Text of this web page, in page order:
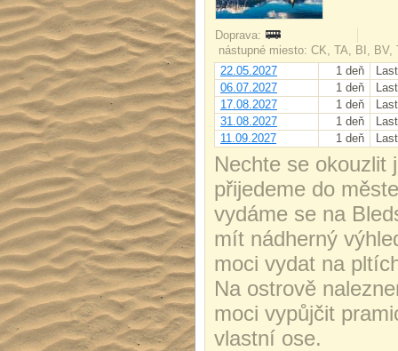
Doprava:
nástupné miesto: CK, TA, BI, BV,
22.05.2027
1 deň
06.07.2027
1 deň
17.08.2027
1 deň
31.08.2027
1 deň
11.09.2027
1 deň
Nechte se okouzlit
přijedeme do
vydáme se na
mít nádherný
moci vydat na
Na ostrově
moci vypůjčit
vlastní ose.